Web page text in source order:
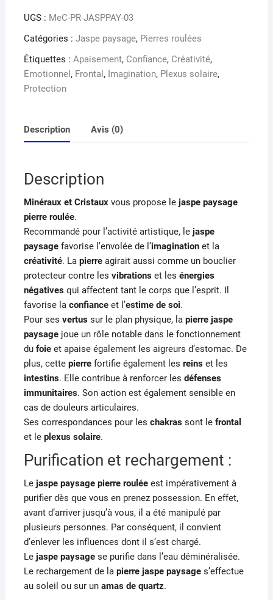
paysage
pierre
UGS : MeC-PR-JASPPAY-03
Catégories : Jaspe paysage, Pierres roulées
Étiquettes : Apaisement, Confiance, Créativité,
Emotionnel , Frontal , Imagination, Plexus solaire,
Protection
Description Avis (0)
Description
Minéraux et Cristauxvous propose le jaspe paysage
pierre roulée.
Recommandé pour l’activité artistique, lejaspe
paysagefavorise l’envolée de l’imaginationet la
créativité. La pierreagirait aussi comme un bouclier
protecteur contre les vibrationset les énergies
négativesqui affectent tant le corps que l’esprit. Il
favorise la confianceet l’estime de soi.
Pour ses vertussur le plan physique, la pierre jaspe
paysagejoue un rôle notable dans le fonctionnement
du foieet apaise également les aigreurs d’estomac. De
plus, cette pierrefortifie également les reinset les
intestins. Elle contribue à renforcer les défenses
immunitaires. Son action est également sensible en
cas de douleurs articulaires.
Ses correspondances pour les chakrassont le frontal
et leplexus solaire.
Purification et rechargement :
Lejaspe paysage pierre rouléeest impérativement à
purifier dès que vous en prenez possession. En effet,
avant d’arriver jusqu’à vous, il a été manipulé par
plusieurs personnes. Par conséquent, il convient
d’enlever les influences dont il s’est chargé.
Lejaspe paysagese purifie dans l’eau déminéralisée.
Le rechargement de la pierre jaspe paysages’effectue
au soleil ou sur un amas de quartz.